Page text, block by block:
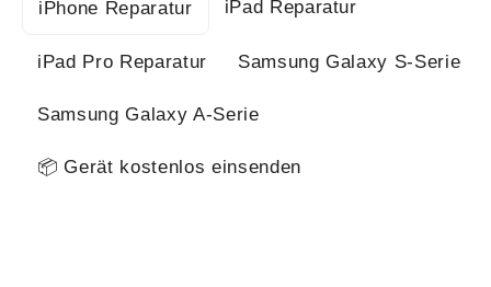
iPhone Reparatur iPad Reparatur
iPad Pro Reparatur Samsung Galaxy S-Serie
Samsung Galaxy A-Serie
📦 Gerät kostenlos einsenden